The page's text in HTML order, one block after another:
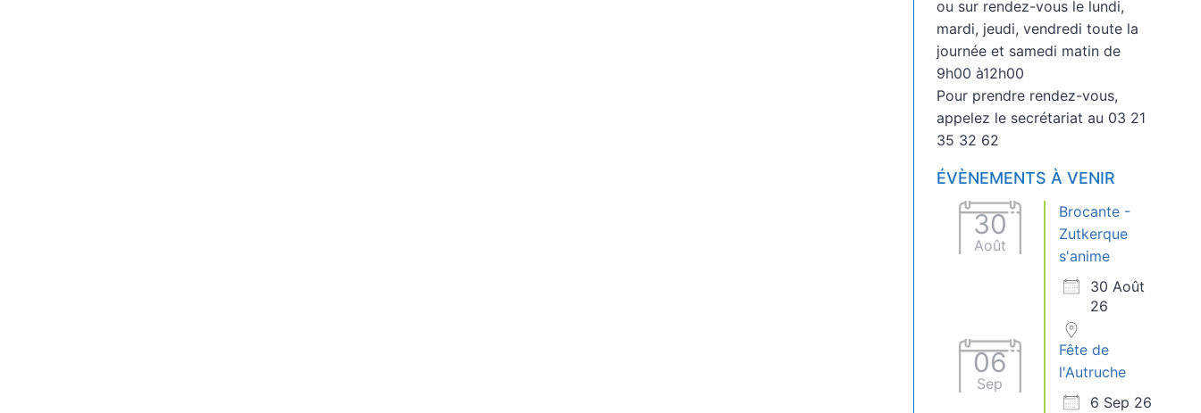
ou sur rendez-vous le lundi,
mardi, jeudi, vendredi toute la
journée et samedi matin de
9h00 à12h00
Pour prendre rendez-vous,
appelez le secrétariat au 03 21
35 32 62
ÉVÈNEMENTS À VENIR
30
Août
Brocante -
Zutkerque
s'anime
30 Août
26
06
Sep
Fête de
l'Autruche
6 Sep 26